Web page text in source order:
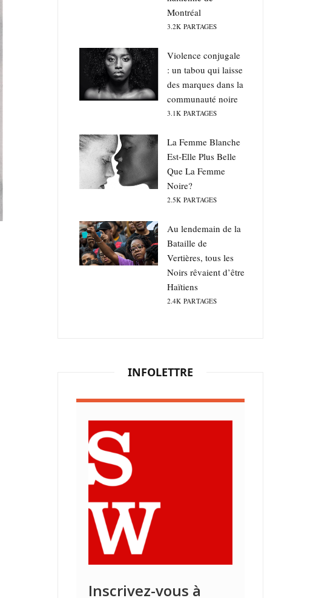
Montréal
3.2K PARTAGES
Violence conjugale
: un tabou qui laisse
des marques dans la
communauté noire
3.1K PARTAGES
La Femme Blanche
Est-Elle Plus Belle
Que La Femme
Noire?
2.5K PARTAGES
Au lendemain de la
Bataille de
Vertières, tous les
Noirs rêvaient d’être
Haïtiens
2.4K PARTAGES
INFOLETTRE
Inscrivez-vous à